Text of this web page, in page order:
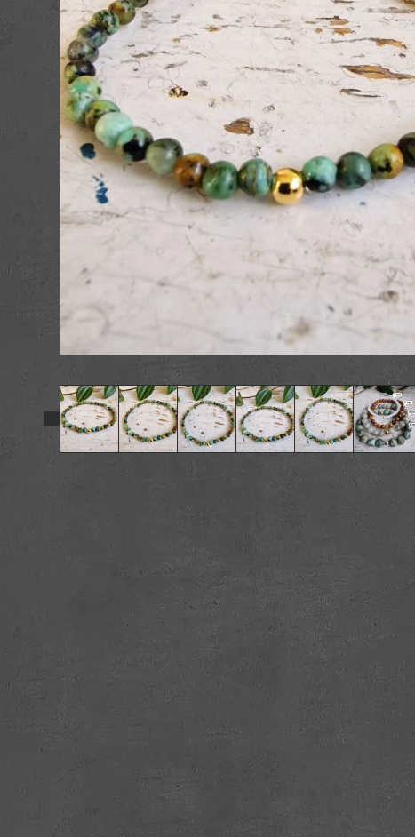
Postkort og kuverter
Figurer
Nøgleringe